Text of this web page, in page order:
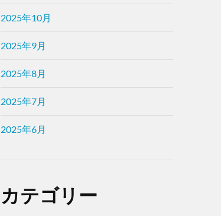
2025年10月
2025年9月
2025年8月
2025年7月
2025年6月
カテゴリー